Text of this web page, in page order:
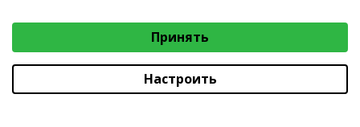
© 2026 Коммунальное консалтинговое унитарное предприятие
«Витебский областной центр маркетинга» - Все права защищены
авторским правом
Коммунальное консалтинговое унитарное предприятие «Витебский областной
Принять
Настроить